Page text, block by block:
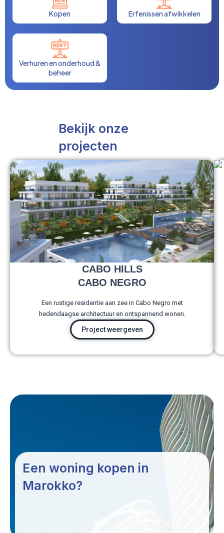
Kopen Erfenissen afwikkelen
Verhuren en onderhoud &
beheer
Bekijk onze
projecten
CABO HILLS
CABO NEGRO
Een rustige residentie aan zee in Cabo Negro met
hedendaagse architectuur en ontspannend wonen.
Project weergeven
Een woning kopen in
Marokko?